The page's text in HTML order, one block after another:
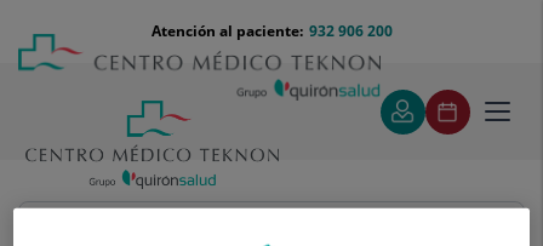
contenido
Menú
teléfono
cabecera
932 906 200
Atención al paciente: